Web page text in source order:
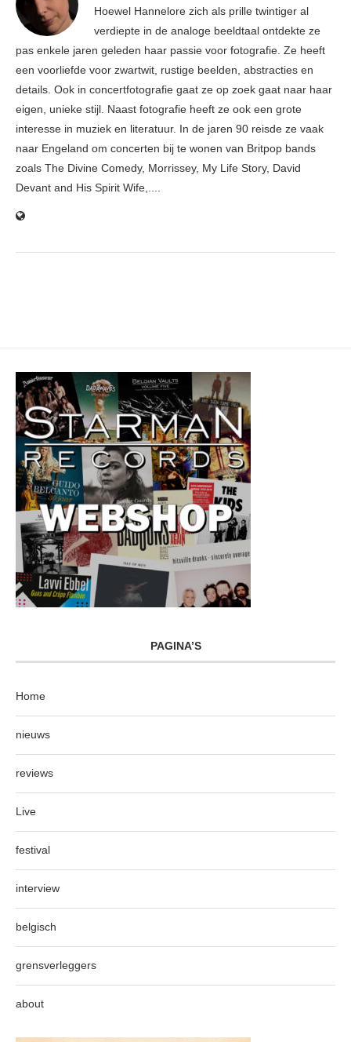
Hoewel Hannelore zich als prille twintiger al
verdiepte in de analoge beeldtaal ontdekte ze
pas enkele jaren geleden haar passie voor fotografie. Ze heeft
een voorliefde voor zwartwit, rustige beelden, abstracties en
details. Ook in concertfotografie gaat ze op zoek gaat naar haar
eigen, unieke stijl. Naast fotografie heeft ze ook een grote
interesse in muziek en literatuur. In de jaren 90 reisde ze vaak
naar Engeland om concerten bij te wonen van Britpop bands
zoals The Divine Comedy, Morrissey, My Life Story, David
Devant and His Spirit Wife,....
PAGINA’S
Home
nieuws
reviews
Live
festival
interview
belgisch
grensverleggers
about